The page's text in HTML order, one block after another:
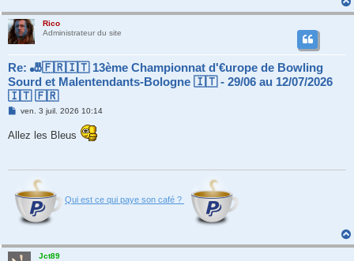
Rico
Administrateur du site
Re: 🎳🇫🇷🇮🇹 13ème Championnat d'€urope de Bowling
Sourd et Malentendants-Bologne 🇮🇹 - 29/06 au 12/07/2026
🇮🇹 🇫🇷
M
s
ven. 3 juil. 2026 10:14
Allez les Bleus
Qui est ce qui paye son café ?
Jct89